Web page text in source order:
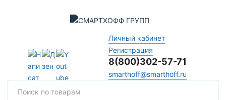
Личный кабинет
Регистрация
8(800)302-57-71
smarthoff@smarthoff.ru